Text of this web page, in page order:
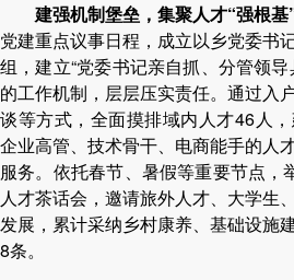
建强机制堡垒，集聚人才“强根基”
党建重点议事日程，成立以乡党委书
组，建立“党委书记亲自抓、分管领
的工作机制，层层压实责任。通过入
谈等方式，全面摸排域内人才46人，
企业高管、技术骨干、电商能手的人
服务。依托春节、暑假等重要节点，
人才茶话会，邀请旅外人才、大学生
发展，累计采纳乡村康养、基础设施
8条。